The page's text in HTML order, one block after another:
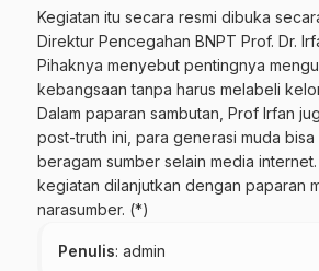
Kegiatan itu secara resmi dibuka
Direktur Pencegahan BNPT Prof. Dr.
Pihaknya menyebut pentingnya
kebangsaan tanpa harus melabeli
Dalam paparan sambutan, Prof Irfan
post-truth ini, para generasi muda bisa
beragam sumber selain media internet.
kegiatan dilanjutkan dengan paparan
narasumber. (*)
Penulis: admin